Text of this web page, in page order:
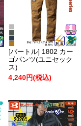
[バートル] 1802 カー
ゴパンツ(ユニセック
ス)
4,240円(税込)